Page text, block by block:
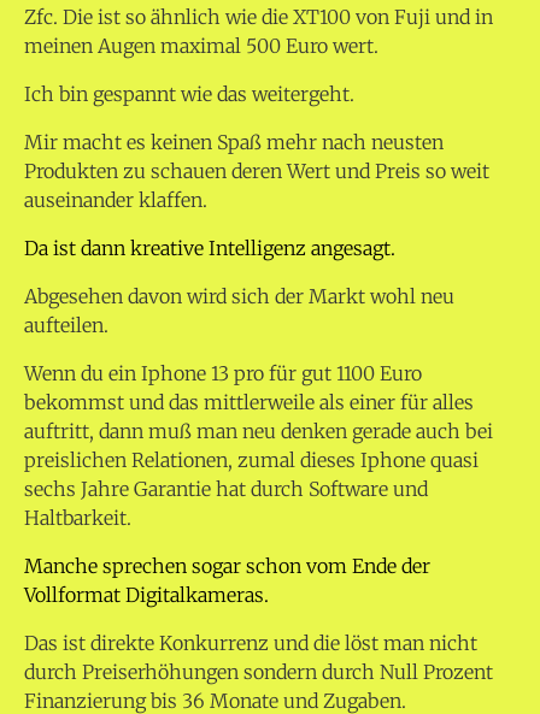
Zfc. Die ist so ähnlich wie die XT100 von Fuji und in
meinen Augen maximal 500 Euro wert.
Ich bin gespannt wie das weitergeht.
Mir macht es keinen Spaß mehr nach neusten
Produkten zu schauen deren Wert und Preis so weit
auseinander klaffen.
Da ist dann kreative Intelligenz angesagt.
Abgesehen davon wird sich der Markt wohl neu
aufteilen.
Wenn du ein Iphone 13 pro für gut 1100 Euro
bekommst und das mittlerweile als einer für alles
auftritt, dann muß man neu denken gerade auch bei
preislichen Relationen, zumal dieses Iphone quasi
sechs Jahre Garantie hat durch Software und
Haltbarkeit.
Manche sprechen sogar schon vom Ende der
Vollformat Digitalkameras.
Das ist direkte Konkurrenz und die löst man nicht
durch Preiserhöhungen sondern durch Null Prozent
Finanzierung bis 36 Monate und Zugaben.